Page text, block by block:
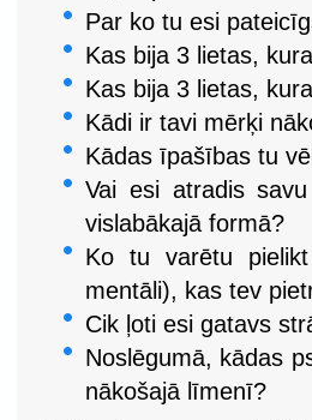
Par ko tu esi
Kas bija 3 lietas,
Kas bija 3 lietas,
Kādi ir tavi mērķi
Kādas īpašības tu
Vai esi atradis
vislabākajā formā?
Ko tu varētu
mentāli), kas tev
Cik ļoti esi gatavs
Noslēgumā, kādas
nākošajā līmenī?